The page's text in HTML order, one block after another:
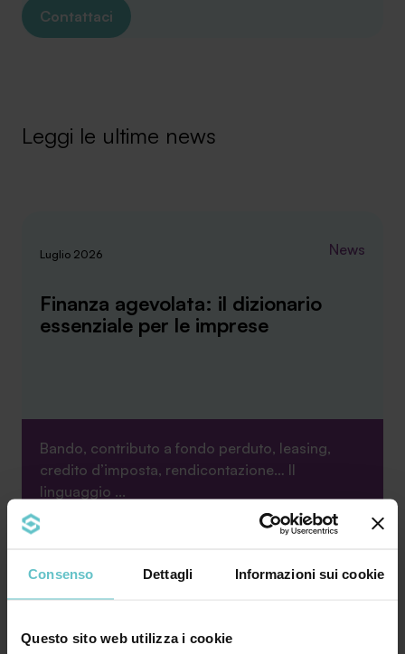
Consenso Dettagli Informazioni sui cookie
Questo sito web utilizza i cookie
Contattaci
Leggi le ultime news
Luglio 2026 News
Finanza agevolata: il dizionario
essenziale per le imprese
Bando, contributo a fondo perduto, leasing,
credito d’imposta, rendicontazione… Il
linguaggio ...
Luglio 2026